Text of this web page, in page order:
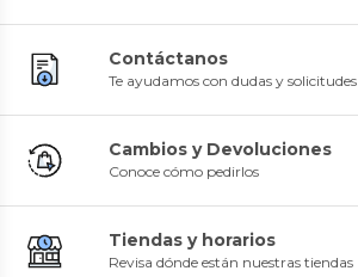
Contáctanos
Te ayudamos con dudas y solicitudes
Cambios y Devoluciones
Conoce cómo pedirlos
Tiendas y horarios
Revisa dónde están nuestras tiendas